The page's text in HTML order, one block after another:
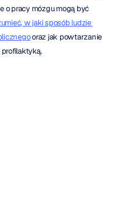
o pracy mózgu mogą być
w jaki sposób ludzie
oraz jak powtarzanie